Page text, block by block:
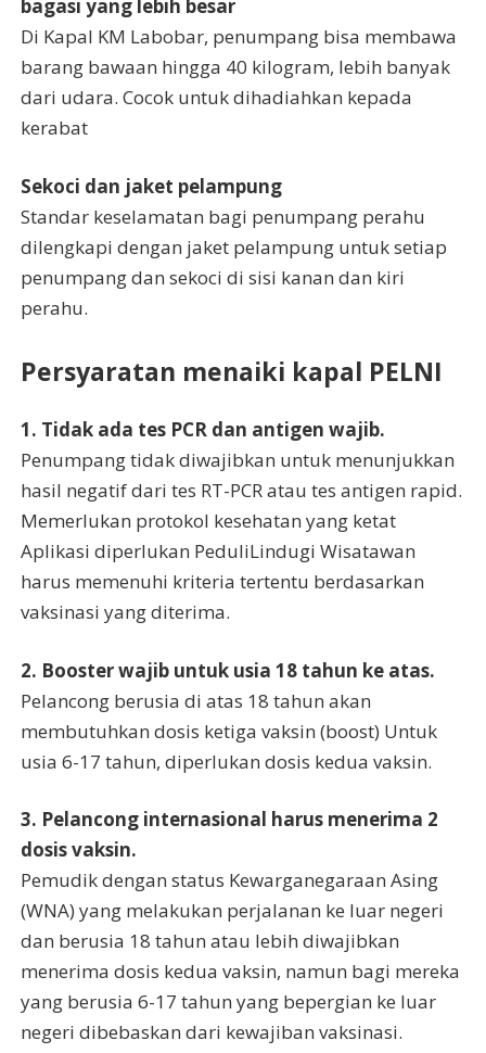
bagasi yang lebih besar
Di Kapal KM Labobar, penumpang bisa membawa
barang bawaan hingga 40 kilogram, lebih banyak
dari udara. Cocok untuk dihadiahkan kepada
kerabat
Sekoci dan jaket pelampung
Standar keselamatan bagi penumpang perahu
dilengkapi dengan jaket pelampung untuk setiap
penumpang dan sekoci di sisi kanan dan kiri
perahu.
Persyaratan menaiki kapal PELNI
1. Tidak ada tes PCR dan antigen wajib.
Penumpang tidak diwajibkan untuk menunjukkan
hasil negatif dari tes RT-PCR atau tes antigen rapid.
Memerlukan protokol kesehatan yang ketat
Aplikasi diperlukan PeduliLindugi Wisatawan
harus memenuhi kriteria tertentu berdasarkan
vaksinasi yang diterima.
2. Booster wajib untuk usia 18 tahun ke atas.
Pelancong berusia di atas 18 tahun akan
membutuhkan dosis ketiga vaksin (boost) Untuk
usia 6-17 tahun, diperlukan dosis kedua vaksin.
3. Pelancong internasional harus menerima 2
dosis vaksin.
Pemudik dengan status Kewarganegaraan Asing
(WNA) yang melakukan perjalanan ke luar negeri
dan berusia 18 tahun atau lebih diwajibkan
menerima dosis kedua vaksin, namun bagi mereka
yang berusia 6-17 tahun yang bepergian ke luar
negeri dibebaskan dari kewajiban vaksinasi.